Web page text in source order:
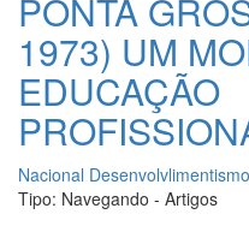
PONTA
1973) UM
EDUCAÇÃO
Nacional
Tipo: Navegando - Artigos